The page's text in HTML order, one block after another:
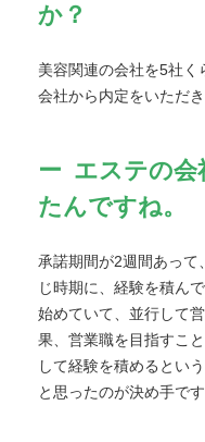
か？
美容関連の会社を5社
会社から内定をいただき
エステの会
たんですね。
承諾期間が2週間あって
じ時期に、経験を積ん
始めていて、並行して
果、営業職を目指すこ
して経験を積めるとい
と思ったのが決め手です